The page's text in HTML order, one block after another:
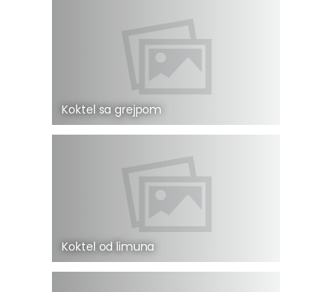
Koktel sa grejpom
Koktel od limuna